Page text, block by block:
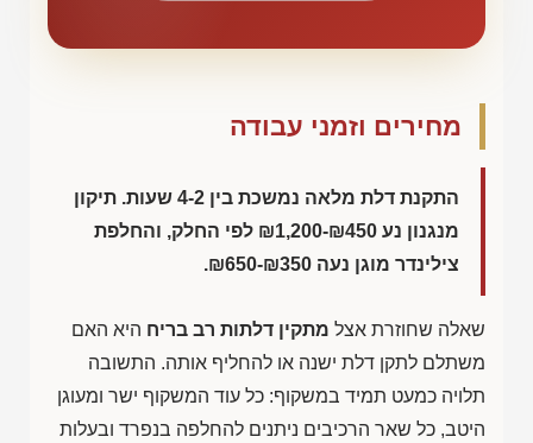
מחירים וזמני עבודה
התקנת דלת מלאה נמשכת בין 4-2 שעות. תיקון
מנגנון נע ₪1,200-₪450 לפי החלק, והחלפת
צילינדר מוגן נעה ₪650-₪350
.
שאלה שחוזרת אצל מתקין דלתות רב בריח היא האם
משתלם לתקן דלת ישנה או להחליף אותה. התשובה
תלויה כמעט תמיד במשקוף: כל עוד המשקוף ישר ומעוגן
היטב, כל שאר הרכיבים ניתנים להחלפה בנפרד ובעלות